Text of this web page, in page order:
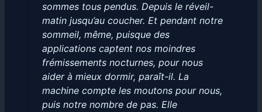
sommes tous pendus. Depuis le réveil-
matin jusqu’au coucher. Et pendant notre
sommeil, même, puisque des
applications captent nos moindres
frémissements nocturnes, pour nous
aider à mieux dormir, paraît-il. La
machine compte les moutons pour nous,
puis notre nombre de pas. Elle